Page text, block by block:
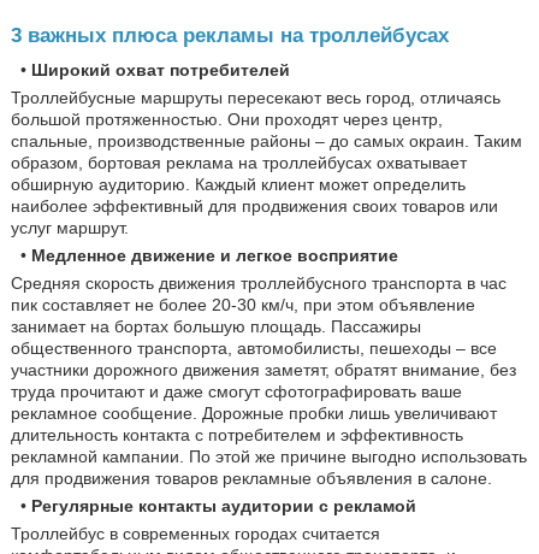
3 важных плюса рекламы на троллейбусах
• Широкий охват потребителей
Троллейбусные маршруты пересекают весь город, отличаясь
большой протяженностью. Они проходят через центр,
спальные, производственные районы – до самых окраин. Таким
образом, бортовая реклама на троллейбусах охватывает
обширную аудиторию. Каждый клиент может определить
наиболее эффективный для продвижения своих товаров или
услуг маршрут.
• Медленное движение и легкое восприятие
Средняя скорость движения троллейбусного транспорта в час
пик составляет не более 20-30 км/ч, при этом объявление
занимает на бортах большую площадь. Пассажиры
общественного транспорта, автомобилисты, пешеходы – все
участники дорожного движения заметят, обратят внимание, без
труда прочитают и даже смогут сфотографировать ваше
рекламное сообщение. Дорожные пробки лишь увеличивают
длительность контакта с потребителем и эффективность
рекламной кампании. По этой же причине выгодно использовать
для продвижения товаров рекламные объявления в салоне.
• Регулярные контакты аудитории с рекламой
Троллейбус в современных городах считается